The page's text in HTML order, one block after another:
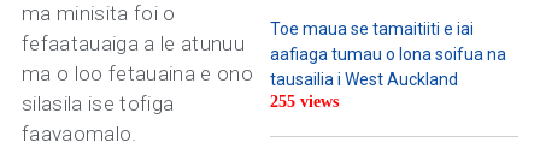
ma minisita foi o
fefaatauaiga a le atunuu
ma o loo fetauaina e ono
silasila ise tofiga
faavaomalo.
Toe maua se tamaitiiti e iai
aafiaga tumau o lona soifua na
tausailia i West Auckland
255 views